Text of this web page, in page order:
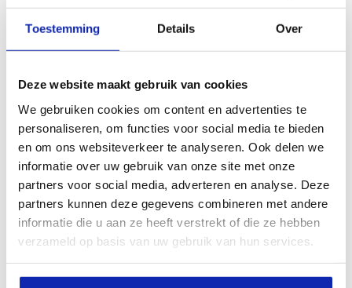
Toestemming Details Over
Deze website maakt gebruik van cookies
We gebruiken cookies om content en advertenties te
personaliseren, om functies voor social media te bieden
en om ons websiteverkeer te analyseren. Ook delen we
informatie over uw gebruik van onze site met onze
partners voor social media, adverteren en analyse. Deze
partners kunnen deze gegevens combineren met andere
informatie die u aan ze heeft verstrekt of die ze hebben
verzameld op basis van uw gebruik van hun services.
zichtbaarheid in zoekmachines, geografische
aanwezigheid en verbeterde aanwezigheid bij lokale
Registreer uw domeinnamen
.de
Vanaf € 10,99 / jaar